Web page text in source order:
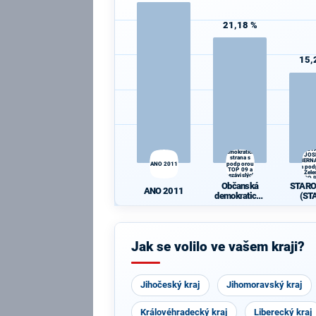
ANO 2011
ANO 2011
21,18 %
demokratická
strana s
podporou
TOP 09 a
nezávislých
starostů
Občanská
demokratická
09 a
starostů
a
PRO
a
PRO
Jak se volilo ve vašem kraji?
Jihočeský kraj Jihomoravský kraj
Královéhradecký kraj Liberecký kraj